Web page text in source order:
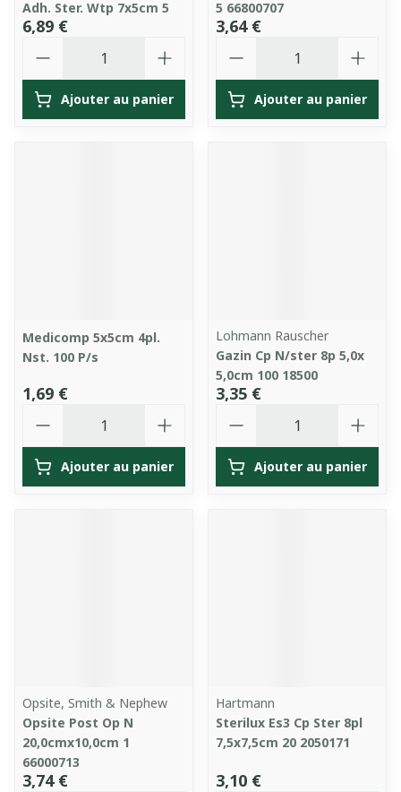
Adh. Ster. Wtp 7x5cm 5
6,89 €
Ajouter au panier
5 66800707
3,64 €
Ajouter au panier
Medicomp 5x5cm 4pl.
Nst. 100 P/s
1,69 €
Ajouter au panier
Lohmann Rauscher
Gazin Cp N/ster 8p 5,0x
5,0cm 100 18500
3,35 €
Ajouter au panier
Opsite, Smith & Nephew
Opsite Post Op N
20,0cmx10,0cm 1
66000713
3,74 €
Hartmann
Sterilux Es3 Cp Ster 8pl
7,5x7,5cm 20 2050171
3,10 €